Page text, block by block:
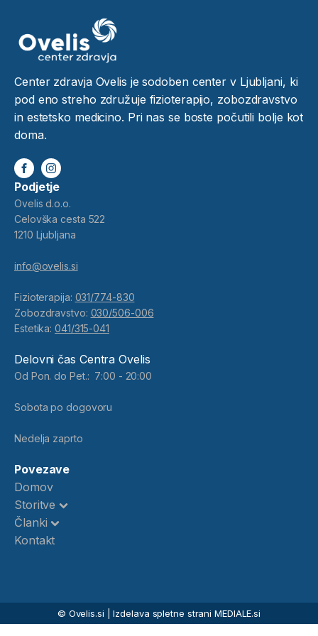
Center zdravja Ovelis je sodoben center v Ljubljani, ki
pod eno streho združuje fizioterapijo, zobozdravstvo
in estetsko medicino. Pri nas se boste počutili bolje kot
doma.
Podjetje
Ovelis d.o.o.
Celovška cesta 522
1210 Ljubljana
info@ovelis.si
Fizioterapija: 031/774-830
Zobozdravstvo: 030/506-006
Estetika:041/315-041
Delovni čas Centra Ovelis
Od Pon. do Pet.: 7:00 - 20:00
Sobota po dogovoru
Nedelja zaprto
Povezave
Domov
Storitve
Članki
Kontakt
© Ovelis.si | Izdelava spletne strani MEDIALE.si